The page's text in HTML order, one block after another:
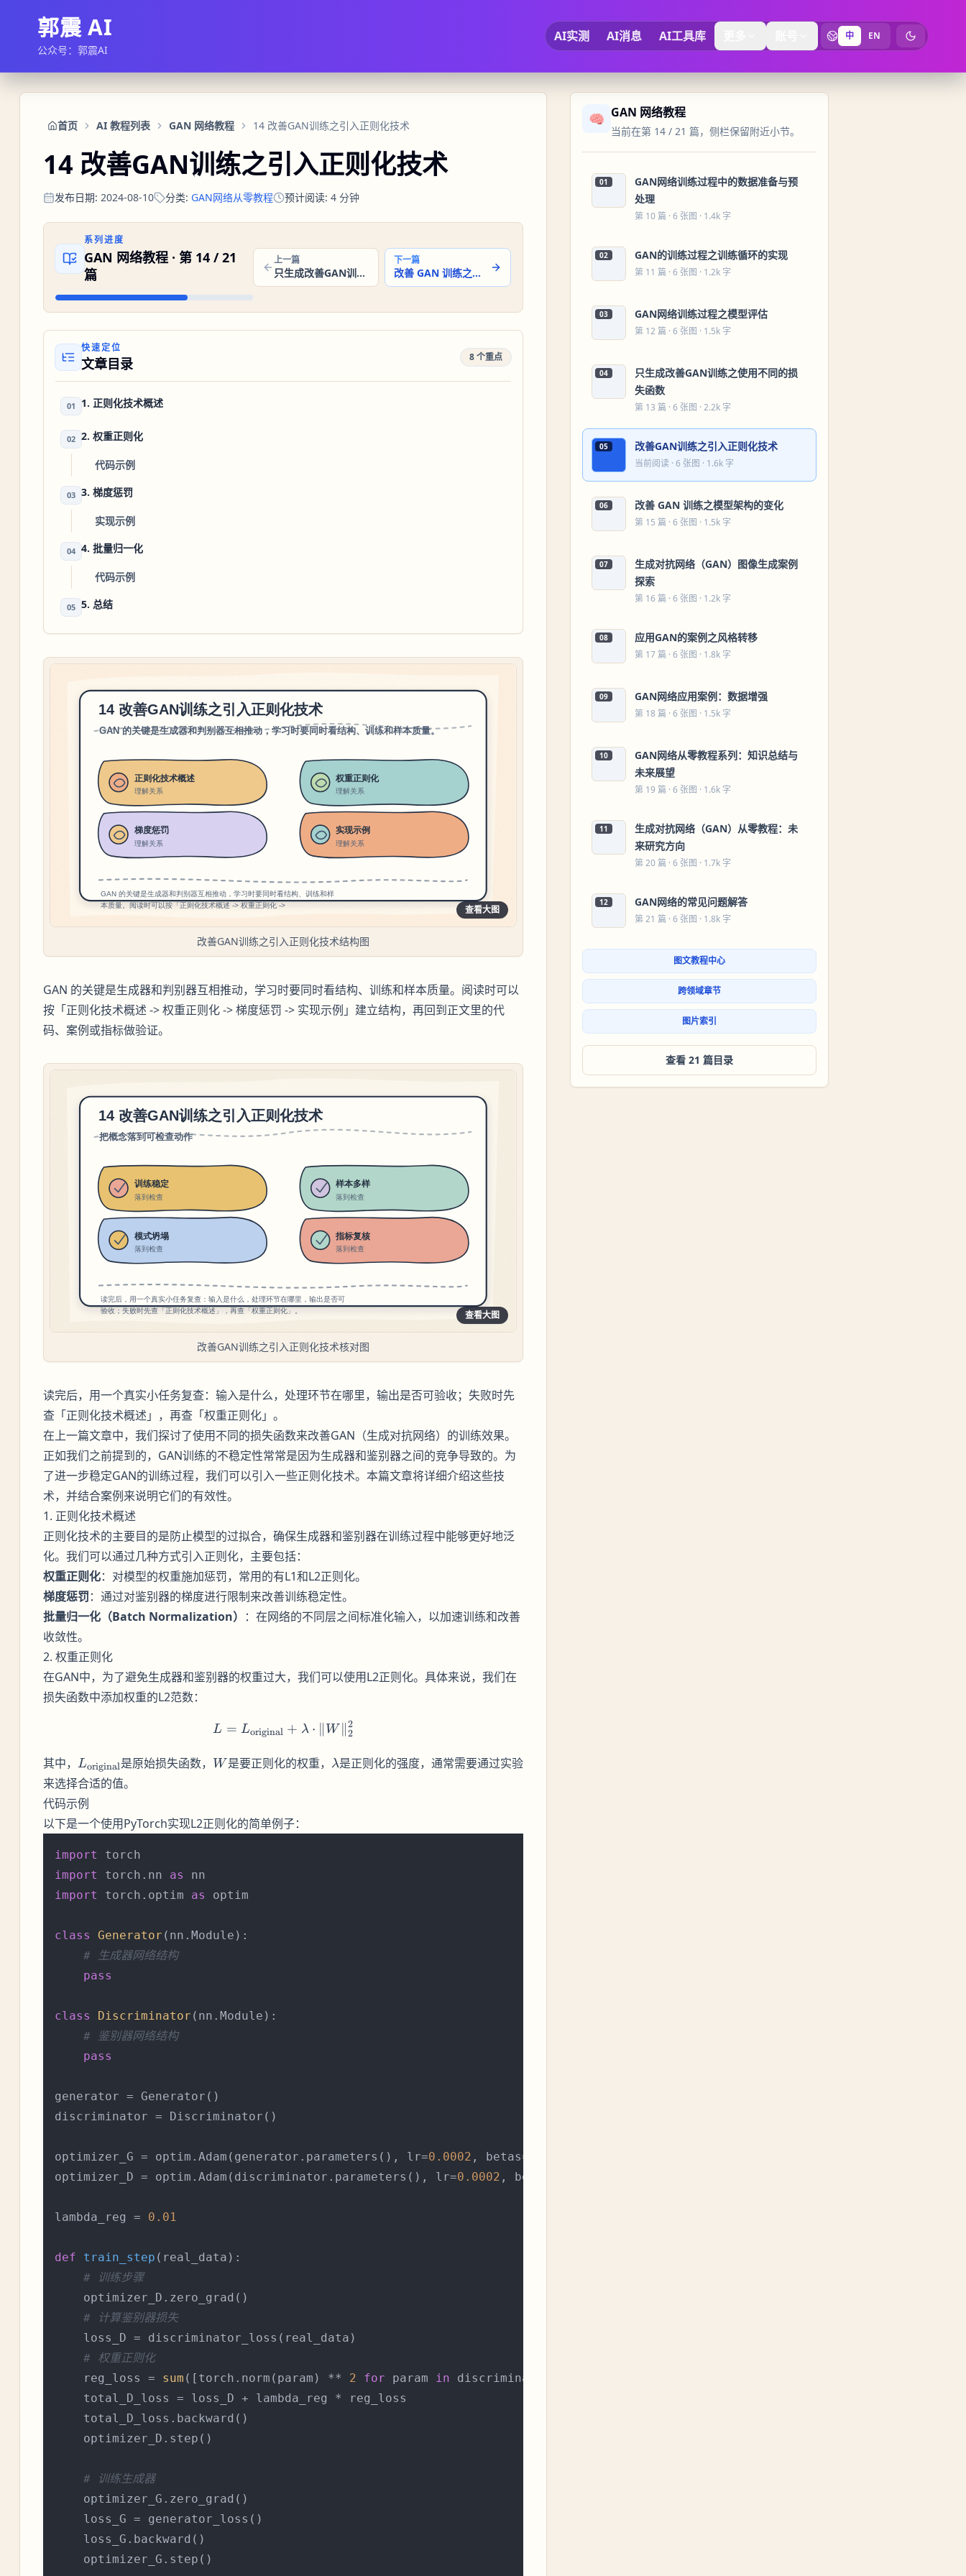
郭震 AI
公众号：郭震AI
AI实测 AI消息 AI工具库 中 EN 切换为暗黑
首页 AI 教程列表 GAN 网络教程 14 改善GAN训练之引入正则化技术
14 改善GAN训练之引入正则化技术
发布日期: 2024-08-10 分类: GAN网络从零教程 预计阅读: 4 分钟
系列进度
GAN 网络教程· 第 14/21
篇
上一篇
只生成改善GAN训练之使用不同的损失函数
下一篇
改善 GAN 训练之模型架构的变化
快速定位
文章目录 8 个重点
01 1. 正则化技术概述
02 2. 权重正则化
代码示例
03 3. 梯度惩罚
实现示例
04 4. 批量归一化
代码示例
05 5. 总结
查看大图
改善GAN训练之引入正则化技术结构图
GAN 的关键是生成器和判别器互相推动，学习时要同时看结构、训练和样本质量。阅读时可以
按「正则化技术概述 -> 权重正则化 -> 梯度惩罚 -> 实现示例」建立结构，再回到正文里的代
码、案例或指标做验证。
查看大图
改善GAN训练之引入正则化技术核对图
读完后，用一个真实小任务复查：输入是什么，处理环节在哪里，输出是否可验收；失败时先
查「正则化技术概述」，再查「权重正则化」。
在上一篇文章中，我们探讨了使用不同的损失函数来改善GAN（生成对抗网络）的训练效果。
正如我们之前提到的，GAN训练的不稳定性常常是因为生成器和鉴别器之间的竞争导致的。为
了进一步稳定GAN的训练过程，我们可以引入一些正则化技术。本篇文章将详细介绍这些技
术，并结合案例来说明它们的有效性。
1. 正则化技术概述
正则化技术的主要目的是防止模型的过拟合，确保生成器和鉴别器在训练过程中能够更好地泛
化。我们可以通过几种方式引入正则化，主要包括：
权重正则化：对模型的权重施加惩罚，常用的有L1和L2正则化。
梯度惩罚：通过对鉴别器的梯度进行限制来改善训练稳定性。
批量归一化（Batch Normalization） ：在网络的不同层之间标准化输入，以加速训练和改善
收敛性。
2. 权重正则化
在GAN中，为了避免生成器和鉴别器的权重过大，我们可以使用L2正则化。具体来说，我们在
损失函数中添加权重的L2范数：
L = L_{\text{original}} + \lambda \cdot \| W \|_2^2
L = Loriginal + λ ⋅ W 2
2
其中， L_{\text{original}}
Loriginal是原始损失函数， W
W 是要正则化的权重， \lambda
λ是正则化的强度，通常需要通过实验
来选择合适的值。
代码示例
以下是一个使用PyTorch实现L2正则化的简单例子：
import
import torch.nn as
import torch.optim as optim
class Generator (nn.Module):
# 生成器网络结构
pass
class Discriminator (nn.Module):
# 鉴别器网络结构
pass
generator = Generator()
discriminator = Discriminator()
optimizer_G = optim.Adam(generator.parameters(), lr=0.0002 , betas=(
optimizer_D = optim.Adam(discriminator.parameters(), lr=0.0002 , betas=(
lambda_reg = 0.01
def train_step ( real_data ):
# 训练步骤
    optimizer_D.zero_grad()
# 计算鉴别器损失
    loss_D = discriminator_loss(real_data)
# 权重正则化
    reg_loss =
sum ([torch.norm(param) ** 2 for param in discriminator.parameters()])
    total_D_loss = loss_D + lambda_reg * reg_loss
    total_D_loss.backward()
    optimizer_D.step()
# 训练生成器
    optimizer_G.zero_grad()
    loss_G = generator_loss()
    loss_G.backward()
🧠 GAN 网络教程
当前在第 14 / 21 篇，侧栏保留附近小节。
01
GAN网络训练过程中的数据准备与预
处理
第 10 篇 · 6 张图 · 1.4k 字
02 GAN的训练过程之训练循环的实现
第 11 篇 · 6 张图 · 1.2k 字
03 GAN网络训练过程之模型评估
第 12 篇 · 6 张图 · 1.5k 字
04
只生成改善GAN训练之使用不同的损
失函数
第 13 篇 · 6 张图 · 2.2k 字
05 改善GAN训练之引入正则化技术
当前阅读 · 6 张图 · 1.6k 字
06 改善 GAN 训练之模型架构的变化
第 15 篇 · 6 张图 · 1.5k 字
07
生成对抗网络（GAN）图像生成案例
探索
第 16 篇 · 6 张图 · 1.2k 字
08 应用GAN的案例之风格转移
第 17 篇 · 6 张图 · 1.8k 字
09 GAN网络应用案例：数据增强
第 18 篇 · 6 张图 · 1.5k 字
10
GAN网络从零教程系列：知识总结与
未来展望
第 19 篇 · 6 张图 · 1.6k 字
11
生成对抗网络（GAN）从零教程：未
来研究方向
第 20 篇 · 6 张图 · 1.7k 字
12 GAN网络的常见问题解答
第 21 篇 · 6 张图 · 1.8k 字
图文教程中心
跨领域章节
图片索引
查看 21 篇目录